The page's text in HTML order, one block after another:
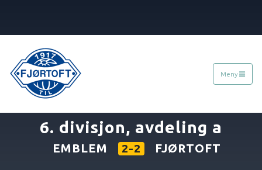
Meny
6. divisjon, avdeling a
EMBLEM 2-2 FJØRTOFT